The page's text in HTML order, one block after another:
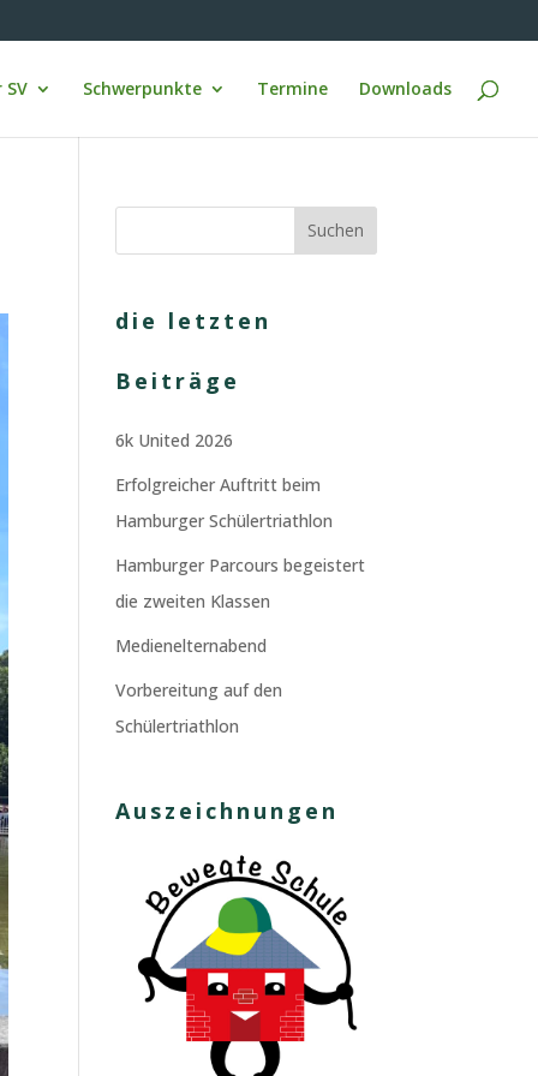
Schwerpunkte Termine Downloads
die letzten
Beiträge
6k United 2026
Erfolgreicher Auftritt beim
Hamburger Schülertriathlon
Hamburger Parcours begeistert
die zweiten Klassen
Medienelternabend
Vorbereitung auf den
Schülertriathlon
Auszeichnungen